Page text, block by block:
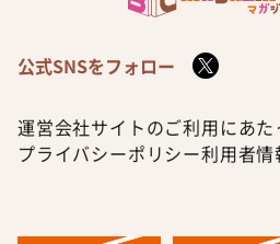
公式SNSをフォロー
運営会社サイトのご利用にあた
プライバシーポリシー利用者情